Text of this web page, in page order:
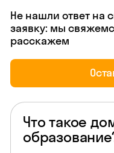
Не нашли ответ на
заявку: мы
расскажем
Что такое